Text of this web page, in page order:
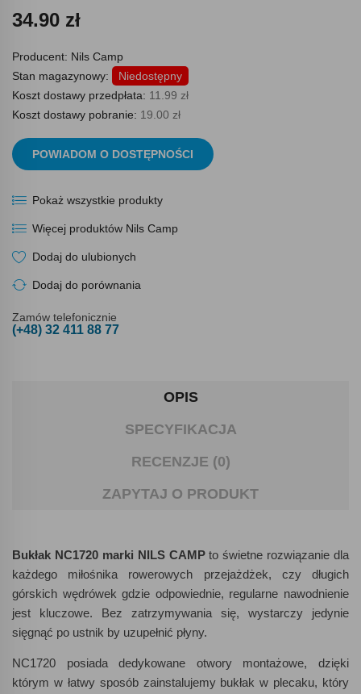
34.90 zł
Producent: Nils Camp
Stan magazynowy:
Niedostępny
Koszt dostawy przedpłata: 11.99 zł
Koszt dostawy pobranie: 19.00 zł
POWIADOM O DOSTĘPNOŚCI
Pokaż wszystkie produkty
Więcej produktów Nils Camp
Dodaj do ulubionych
Dodaj do porównania
Zamów telefonicznie
(+48) 32 411 88 77
OPIS
SPECYFIKACJA
RECENZJE (0)
ZAPYTAJ O PRODUKT
Bukłak NC1720 marki NILS CAMPto świetne rozwiązanie dla
każdego miłośnika rowerowych przejażdżek, czy długich
górskich wędrówek gdzie odpowiednie, regularne nawodnienie
jest kluczowe. Bez zatrzymywania się, wystarczy jedynie
sięgnąć po ustnik by uzupełnić płyny.
NC1720 posiada dedykowane otwory montażowe, dzięki
którym w łatwy sposób zainstalujemy bukłak w plecaku, który